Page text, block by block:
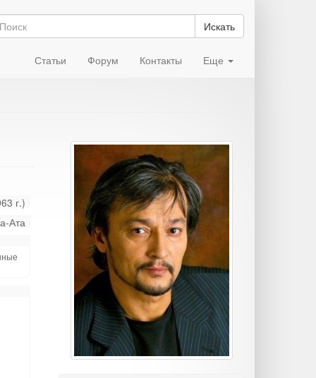
Искать
Статьи Форум Контакты Еще
г.)
Ата